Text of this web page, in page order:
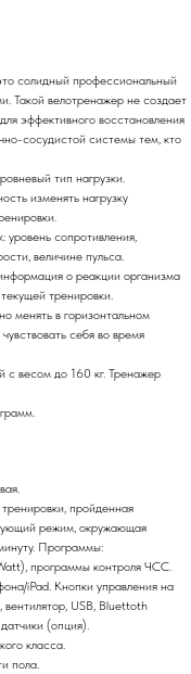
солидный профессиональный
Такой велотренажер не создает
эффективного восстановления
сосудистой системы тем, кто
тип нагрузки.
изменять нагрузку
сопротивления,
величине пульса.
о реакции организма
тренировки.
менять в горизонтальном
себя во время
с весом до 160 кг. Тренажер
пройденная
режим, окружающая
Программы:
программы контроля ЧСС.
iPad. Кнопки управления на
вентилятор, USB, Bluettoth
(опция).
класса.
пола.